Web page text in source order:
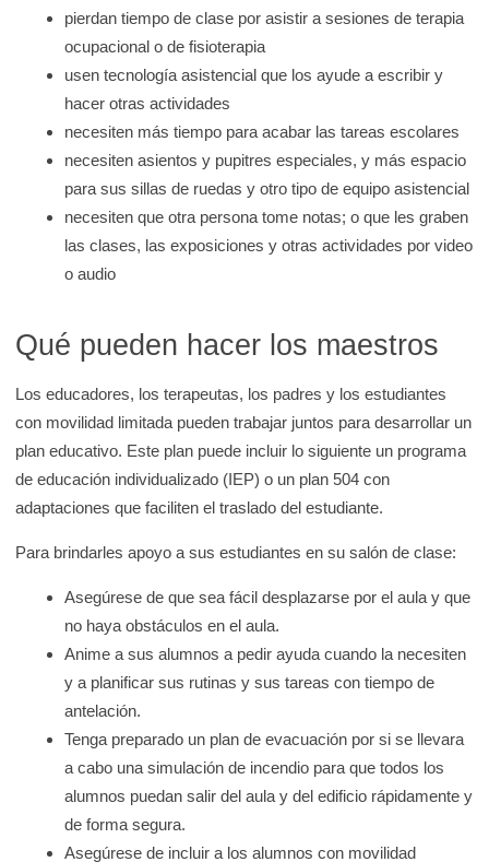
pierdan tiempo de clase por asistir a sesiones de terapia
ocupacional o de fisioterapia
usen tecnología asistencial que los ayude a escribir y
hacer otras actividades
necesiten más tiempo para acabar las tareas escolares
necesiten asientos y pupitres especiales, y más espacio
para sus sillas de ruedas y otro tipo de equipo asistencial
necesiten que otra persona tome notas; o que les graben
las clases, las exposiciones y otras actividades por video
o audio
Qué pueden hacer los maestros
Los educadores, los terapeutas, los padres y los estudiantes
con movilidad limitada pueden trabajar juntos para desarrollar un
plan educativo. Este plan puede incluir lo siguiente un programa
de educación individualizado (IEP) o un plan 504 con
adaptaciones que faciliten el traslado del estudiante.
Para brindarles apoyo a sus estudiantes en su salón de clase:
Asegúrese de que sea fácil desplazarse por el aula y que
no haya obstáculos en el aula.
Anime a sus alumnos a pedir ayuda cuando la necesiten
y a planificar sus rutinas y sus tareas con tiempo de
antelación.
Tenga preparado un plan de evacuación por si se llevara
a cabo una simulación de incendio para que todos los
alumnos puedan salir del aula y del edificio rápidamente y
de forma segura.
Asegúrese de incluir a los alumnos con movilidad